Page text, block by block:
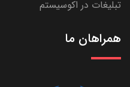
تبلیغات در اکوسیستم
همراهان ما